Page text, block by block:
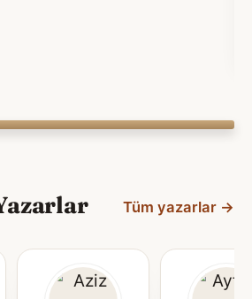
Tüm yazarlar →